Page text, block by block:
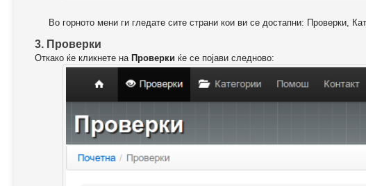
Во горното мени ги гледате сите страни кои ви се достапни: Проверки,
3. Проверки
Откако ќе кликнете на Проверки ќе се појави следново: